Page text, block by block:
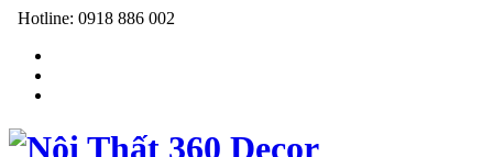
Hotline: 0918 886 002